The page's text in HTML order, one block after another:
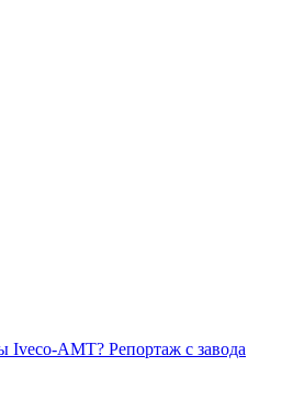
Iveco-АМТ? Репортаж с завода